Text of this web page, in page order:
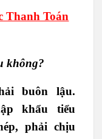
Thanh Toán
không?
buôn lậu.
khẩu tiểu
phải chịu